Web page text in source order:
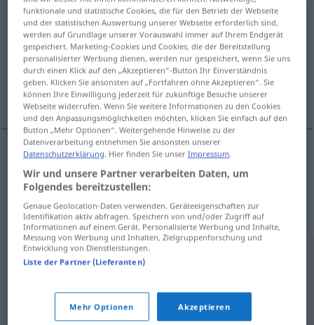
achtgeben
Übersicht aller Übersetzungen
(Für mehr Details die Übersetzung anklicken/antippen)
opletten, letten op
opletten achtgeben
letten(op) (auf AKK) achtgeben
funktionale und statistische Cookies, die für den Betrieb der Webseite
und der statistischen Auswertung unserer Webseite erforderlich sind,
werden auf Grundlage unserer Vorauswahl immer auf Ihrem Endgerät
gespeichert. Marketing-Cookies und Cookies, die der Bereitstellung
personalisierter Werbung dienen, werden nur gespeichert, wenn Sie uns
durch einen Klick auf den „Akzeptieren“-Button Ihr Einverständnis
geben. Klicken Sie ansonsten auf „Fortfahren ohne Akzeptieren“. Sie
können Ihre Einwilligung jederzeit für zukünftige Besuche unserer
Webseite widerrufen. Wenn Sie weitere Informationen zu den Cookies
und den Anpassungsmöglichkeiten möchten, klicken Sie einfach auf den
Button „Mehr Optionen“. Weitergehende Hinweise zu der
Datenverarbeitung entnehmen Sie ansonsten unserer
Datenschutzerklärung. Hier finden Sie unserImpressum.
Wir und unsere Partner verarbeiten Daten, um
Folgendes bereitzustellen:
Genaue Geolocation-Daten verwenden. Geräteeigenschaften zur
Identifikation aktiv abfragen. Speichern von und/oder Zugriff auf
Informationen auf einem Gerät. Personalisierte Werbung und Inhalte,
Messung von Werbung und Inhalten, Zielgruppenforschung und
Entwicklung von Dienstleistungen.
Liste der Partner (Lieferanten)
Mehr Optionen Akzeptieren